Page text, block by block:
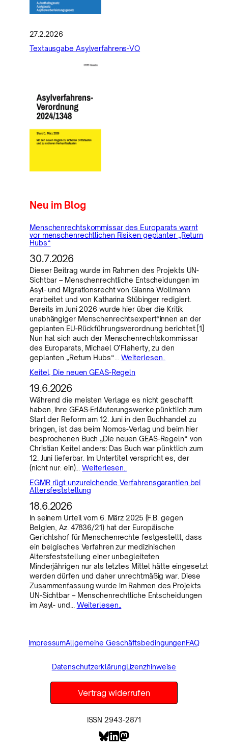
27.2.2026
Textausgabe Asylverfahrens-VO
Neu im Blog
Menschenrechtskommissar des Europarats warnt
vor menschenrechtlichen Risiken geplanter „Return
Hubs“
30.7.2026
Dieser Beitrag wurde im Rahmen des Projekts UN-
Sichtbar – Menschenrechtliche Entscheidungen im
Asyl- und Migrationsrecht von Gianna Wollmann
erarbeitet und von Katharina Stübinger redigiert.
Bereits im Juni 2026 wurde hier über die Kritik
unabhängiger Menschenrechtsexpert*innen an der
geplanten EU-Rückführungsverordnung berichtet.[1]
Nun hat sich auch der Menschenrechtskommissar
des Europarats, Michael O’Flaherty, zu den
geplanten „Return Hubs“… Weiterlesen..
Keitel, Die neuen GEAS-Regeln
19.6.2026
Während die meisten Verlage es nicht geschafft
haben, ihre GEAS-Erläuterungswerke pünktlich zum
Start der Reform am 12. Juni in den Buchhandel zu
bringen, ist das beim Nomos-Verlag und beim hier
besprochenen Buch „Die neuen GEAS-Regeln“ von
Christian Keitel anders: Das Buch war pünktlich zum
12. Juni lieferbar. Im Untertitel verspricht es, der
(nicht nur: ein)…Weiterlesen..
EGMR rügt unzureichende Verfahrensgarantien bei
Altersfeststellung
18.6.2026
In seinem Urteil vom 6. März 2025 (F.B. gegen
Belgien, Az. 47836/21) hat der Europäische
Gerichtshof für Menschenrechte festgestellt, dass
ein belgisches Verfahren zur medizinischen
Altersfeststellung einer unbegleiteten
Minderjährigen nur als letztes Mittel hätte eingesetzt
werden dürfen und daher unrechtmäßig war. Diese
Zusammenfassung wurde im Rahmen des Projekts
UN-Sichtbar – Menschenrechtliche Entscheidungen
im Asyl- und… Weiterlesen..
ImpressumAllgemeine GeschäftsbedingungenFAQ
DatenschutzerklärungLizenzhinweise
Vertrag widerrufen
ISSN 2943-2871